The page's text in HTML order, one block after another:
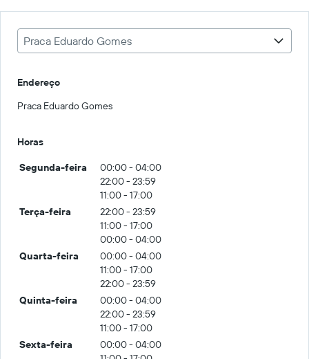
Praca Eduardo Gomes
Endereço
Praca Eduardo Gomes
Horas
Segunda-feira
00:00 - 04:00
22:00 - 23:59
11:00 - 17:00
Terça-feira
22:00 - 23:59
11:00 - 17:00
00:00 - 04:00
Quarta-feira
00:00 - 04:00
11:00 - 17:00
22:00 - 23:59
Quinta-feira
00:00 - 04:00
22:00 - 23:59
11:00 - 17:00
Sexta-feira
00:00 - 04:00